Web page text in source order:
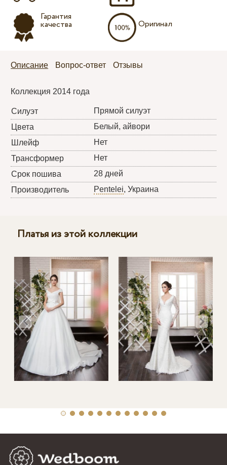
Гарантия
качества Оригинал
Описание Вопрос-ответ Отзывы
Коллекция 2014 года
Силуэт
Прямой силуэт
Цвета
Белый, айвори
Шлейф
Нет
Трансформер
Нет
Срок пошива
28 дней
Производитель
Pentelei, Украина
Платья из этой коллекции